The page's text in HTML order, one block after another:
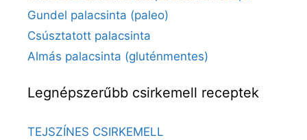
Gundel palacsinta (paleo)
Csúsztatott palacsinta
Almás palacsinta (gluténmentes)
Legnépszerűbb csirkemell receptek
TEJSZÍNES CSIRKEMELL